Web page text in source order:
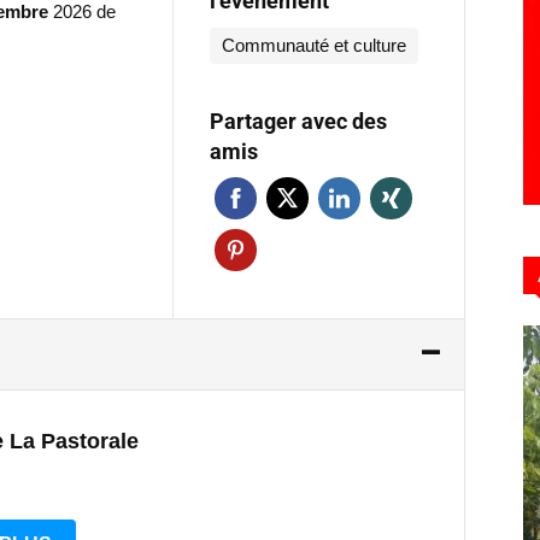
2026 de
Communauté et culture
Partager avec des
amis
La Pastorale